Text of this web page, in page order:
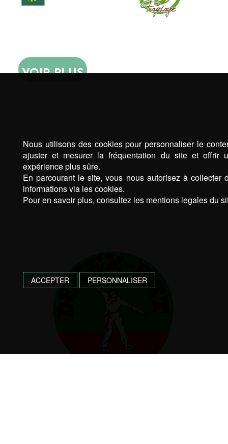
VOIR PLUS
Nous utilisons des cookies pour personnaliser le
ajuster et mesurer la fréquentation du site et offrir
expérience plus sûre.
En parcourant le site, vous nous autorisez à collecter
informations via les cookies.
Pour en savoir plus, consultez les mentions legales du
ACCEPTER PERSONNALISER